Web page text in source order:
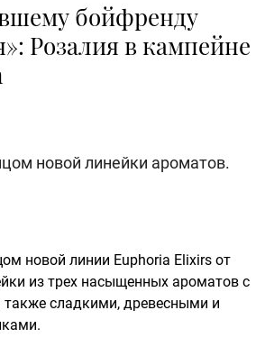
бойфренду
Розалия в кампейне
новой линейки ароматов.
новой линии Euphoria Elixirs от
из трех насыщенных ароматов с
также сладкими, древесными и